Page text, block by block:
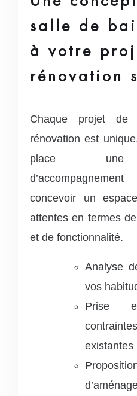
salle de
à votre
rénovation
Chaque projet
rénovation est
place une
concevoir un
attentes en termes
et de fonctionnalité.
Analyse
vos
Prise
existantes